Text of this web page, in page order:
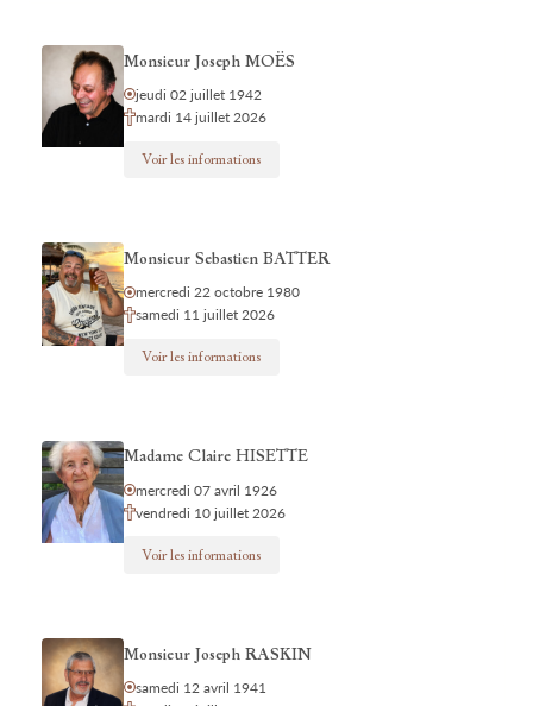
Monsieur Joseph MOËS
jeudi 02 juillet 1942
mardi 14 juillet 2026
Voir les informations
Monsieur Sebastien BATTER
mercredi 22 octobre 1980
samedi 11 juillet 2026
Voir les informations
Madame Claire HISETTE
mercredi 07 avril 1926
vendredi 10 juillet 2026
Voir les informations
Monsieur Joseph RASKIN
samedi 12 avril 1941